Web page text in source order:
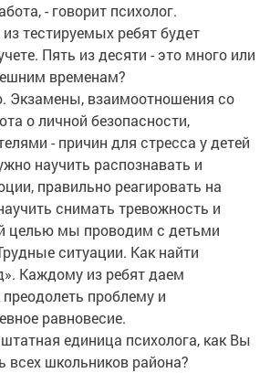
- говорит психолог.
тестируемых ребят будет
Пять из десяти - это много или
временам?
Экзамены, взаимоотношения со
о личной безопасности,
- причин для стресса у детей
научить распознавать и
правильно реагировать на
снимать тревожность и
целью мы проводим с детьми
ситуации. Как найти
Каждому из ребят даем
проблему и
равновесие.
единица психолога, как Вы
всех школьников района?